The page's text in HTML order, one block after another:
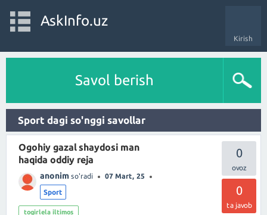
Kirish
AskInfo.uz
Savol berish
Sport dagi so'nggi savollar
0
0
ta javob
Ogohiy gazal shaydosi man
haqida oddiy reja
anonim so'radi 07 Mart, 25
Sport
togirlela iltimos